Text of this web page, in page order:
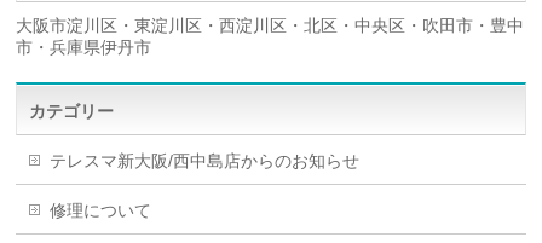
大阪市淀川区・東淀川区・西淀川区・北区・中央区・吹田市・豊中
市・兵庫県伊丹市
カテゴリー
テレスマ新大阪/西中島店からのお知らせ
修理について